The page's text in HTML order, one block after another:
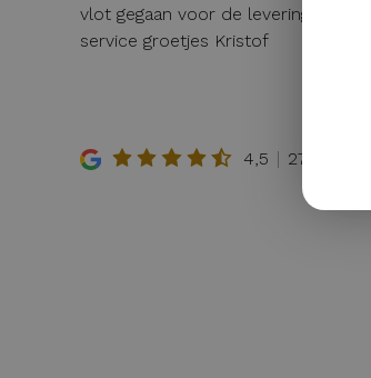
vlot gegaan voor de levering
service groetjes Kristof
4,5 279